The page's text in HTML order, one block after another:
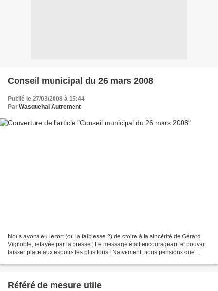
Conseil municipal du 26 mars 2008
Publié le 27/03/2008 à 15:44
Par Wasquehal Autrement
Nous avons eu le tort (ou la faiblesse ?) de croire à la sincérité de Gérard
Vignoble, relayée par la presse : Le message était encourageant et pouvait
laisser place aux espoirs les plus fous ! Naïvement, nous pensions que
Référé de mesure utile